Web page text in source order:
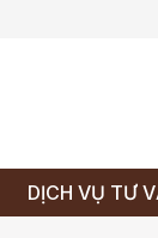
DỊCH VỤ TƯ